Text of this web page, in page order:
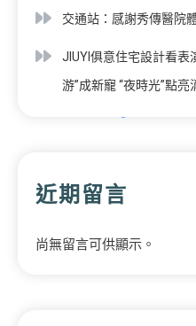
交通站：感謝秀傳醫院
JIUYI俱意住宅設計看表
游”成新寵 “夜時光”點亮
近期留言
尚無留言可供顯示。